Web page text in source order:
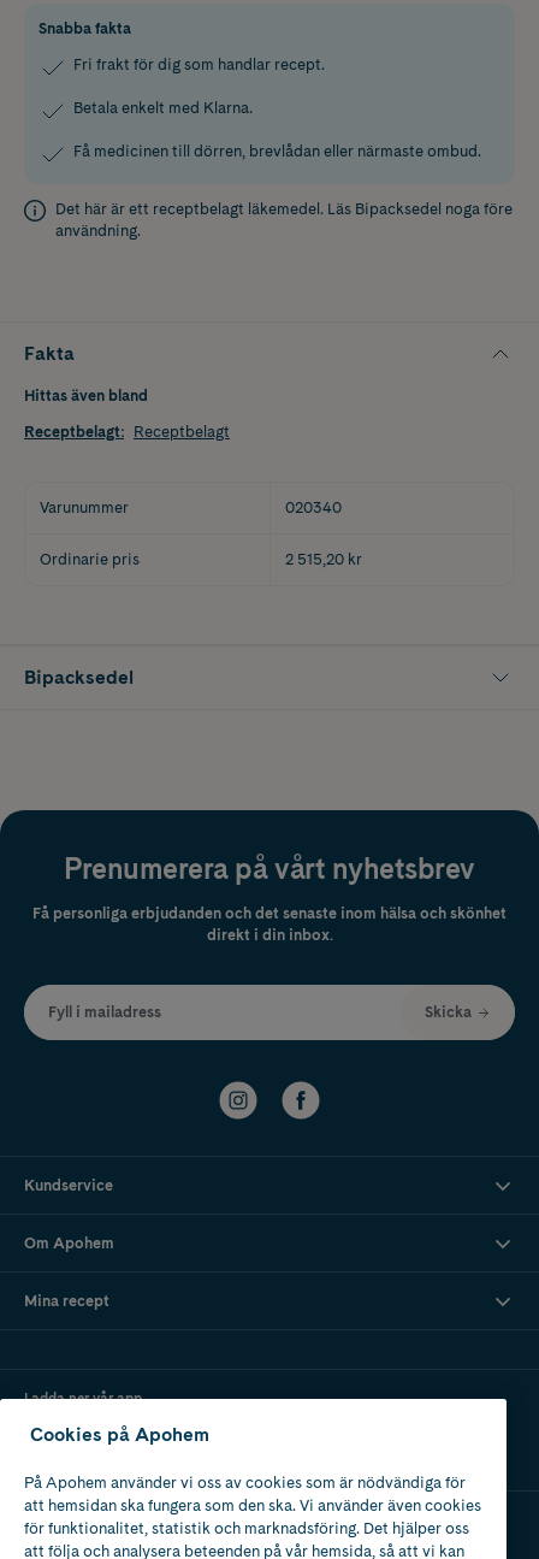
Snabba fakta
Fri frakt för dig som handlar recept.
Betala enkelt med Klarna.
Få medicinen till dörren, brevlådan eller närmaste ombud.
Det här är ett receptbelagt läkemedel. Läs Bipacksedel noga före
användning.
Fakta
Hittas även bland
Receptbelagt: Receptbelagt
Varunummer 020340
Ordinarie pris 2 515,20 kr
Bipacksedel
Prenumerera på vårt nyhetsbrev
Få personliga erbjudanden och det senaste inom hälsa och skönhet
direkt i din inbox.
Fyll i mailadress Skicka
Kundservice
Om Apohem
Mina recept
Ladda ner vår app
Apotek med tillstånd
Cookies på Apohem
På Apohem använder vi oss av cookies som är nödvändiga för
att hemsidan ska fungera som den ska. Vi använder även cookies
för funktionalitet, statistik och marknadsföring. Det hjälper oss
att följa och analysera beteenden på vår hemsida, så att vi kan